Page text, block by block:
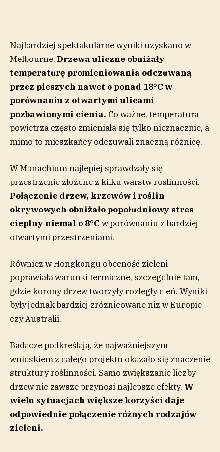
Najbardziej spektakularne wyniki uzyskano w
Melbourne. Drzewa uliczne obniżały
temperaturę promieniowania odczuwaną
przez pieszych nawet o ponad 18°C w
porównaniu z otwartymi ulicami
pozbawionymi cienia. Co ważne, temperatura
powietrza często zmieniała się tylko nieznacznie, a
mimo to mieszkańcy odczuwali znaczną różnicę.
W Monachium najlepiej sprawdzały się
przestrzenie złożone z kilku warstw roślinności.
Połączenie drzew, krzewów i roślin
okrywowych obniżało popołudniowy stres
cieplny niemal o 8°C w porównaniu z bardziej
otwartymi przestrzeniami.
Również w Hongkongu obecność zieleni
poprawiała warunki termiczne, szczególnie tam,
gdzie korony drzew tworzyły rozległy cień. Wyniki
były jednak bardziej zróżnicowane niż w Europie
czy Australii.
Badacze podkreślają, że najważniejszym
wnioskiem z całego projektu okazało się znaczenie
struktury roślinności. Samo zwiększanie liczby
drzew nie zawsze przynosi najlepsze efekty. W
wielu sytuacjach większe korzyści daje
odpowiednie połączenie różnych rodzajów
zieleni.